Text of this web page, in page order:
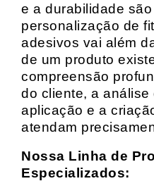
e a durabilidade
personalização de
adesivos vai além
de um produto
compreensão
do cliente, a
aplicação e a
atendam
Nossa Linha de
Especializados: